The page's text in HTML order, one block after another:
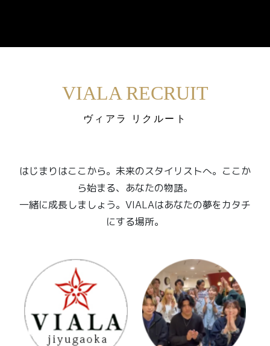
VIALA RECRUIT
ヴィアラ リクルート
はじまりはここから。未来のスタイリストへ。ここか
ら始まる、あなたの物語。
一緒に成長しましょう。VIALAはあなたの夢をカタチ
にする場所。